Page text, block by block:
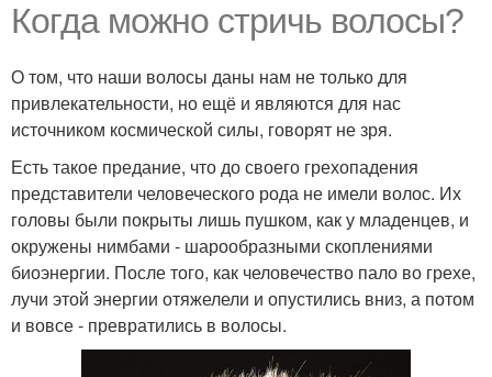
Когда можно стричь волосы?
О том, что наши волосы даны нам не только для
привлекательности, но ещё и являются для нас
источником космической силы, говорят не зря.
Есть такое предание, что до своего грехопадения
представители человеческого рода не имели волос. Их
головы были покрыты лишь пушком, как у младенцев, и
окружены нимбами - шарообразными скоплениями
биоэнергии. После того, как человечество пало во грехе,
лучи этой энергии отяжелели и опустились вниз, а потом
и вовсе - превратились в волосы.